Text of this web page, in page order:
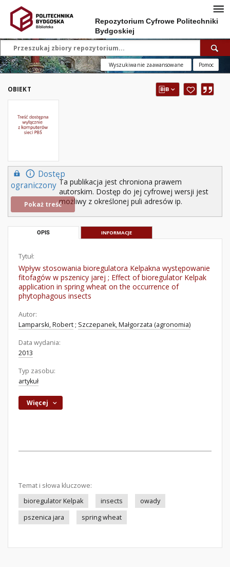
Repozytorium Cyfrowe Politechniki
Bydgoskiej
Wyszukiwanie zaawansowane Pomoc
OBIEKT
Dostęp
ograniczony
Pokaż treść
Ta publikacja jest chroniona prawem
autorskim. Dostęp do jej cyfrowej wersji jest
możliwy z określonej puli adresów ip.
OPIS INFORMACJE
Tytuł:
Wpływ stosowania bioregulatora Kelpakna występowanie
fitofagów w pszenicy jarej ; Effect of bioregulator Kelpak
application in spring wheat on the occurrence of
phytophagous insects
Autor:
Lamparski, Robert ; Szczepanek, Małgorzata (agronomia)
Data wydania:
2013
Typ zasobu:
artykuł
Więcej
Temat i słowa kluczowe:
bioregulator Kelpak
insects
owady
pszenica jara
spring wheat